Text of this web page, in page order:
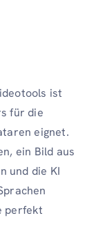
ist
für die
eignet.
ein Bild aus
und die KI
perfekt